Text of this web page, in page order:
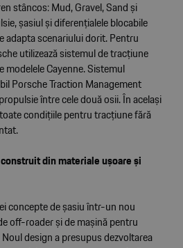
stâncos: Mud, Gravel, Sand și
șasiul și diferențialele blocabile
adapta scenariului dorit. Pentru
utilizează sistemul de tracțiune
modelele Cayenne. Sistemul
Porsche Traction Management
între cele două osii. În același
condițiile pentru tracțiune fără
din materiale ușoare și
concepte de șasiu într-un nou
off-roader și de mașină pentru
design a presupus dezvoltarea